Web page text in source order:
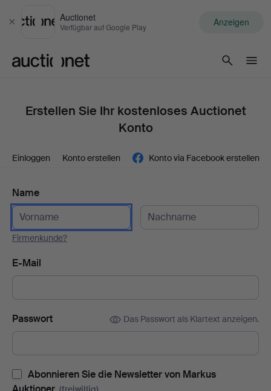
Schließen
Auctionet
Verfügbar auf Google Play Anzeigen
Erstellen Sie Ihr kostenloses Auctionet
Konto
Einloggen Konto erstellen Konto via Facebook erstellen
Name
Firmenkunde?
E-Mail
Passwort Das Passwort als Klartext anzeigen.
Abonnieren Sie die Newsletter von Markus